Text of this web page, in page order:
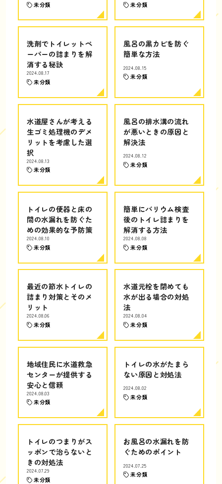
未分類 未分類
洗剤でトイレットペ
ーパーの詰まりを解
消する秘訣
2024.08.17
未分類
風呂の黒カビを防ぐ
簡単な方法
2024.08.15
未分類
水道屋さんが考える
生ゴミ処理機のデメ
リットを考慮した選
択
2024.08.13
未分類
風呂の排水溝の流れ
が悪いときの原因と
解決法
2024.08.12
未分類
トイレの便器と床の
間の水漏れを防ぐた
めの効果的な予防策
2024.08.10
未分類
簡単にバリウム検査
後のトイレ詰まりを
解消する方法
2024.08.08
未分類
最近の節水トイレの
詰まり対策とそのメ
リット
2024.08.06
未分類
水道元栓を閉めても
水が出る場合の対処
法
2024.08.04
未分類
地域住民に水道救急
センターが提供する
安心と信頼
2024.08.03
未分類
トイレの水がたまら
ない原因と対処法
2024.08.02
未分類
トイレのつまりがス
ッポンで治らないと
きの対処法
2024.07.29
未分類
お風呂の水漏れを防
ぐためのポイント
2024.07.25
未分類